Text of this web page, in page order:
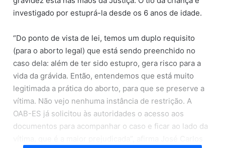
investigado por estuprá-la desde os 6 anos de idade.
“Do ponto de vista de lei, temos um duplo requisito
(para o aborto legal) que está sendo preenchido no
caso dela: além de ter sido estupro, gera risco para a
vida da grávida. Então, entendemos que está muito
legitimada a prática do aborto, para que se preserve a
vítima. Não vejo nenhuma instância de restrição. A
OAB-ES já solicitou às autoridades o acesso aos
documentos para acompanhar o caso e ficar ao lado da